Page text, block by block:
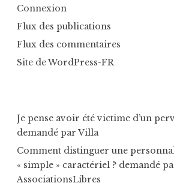
Connexion
Flux des publications
Flux des commentaires
Site de WordPress-FR
Je pense avoir été victime d’un
demandé par Villa
Comment distinguer une
« simple » caractériel ? demandé
AssociationsLibres